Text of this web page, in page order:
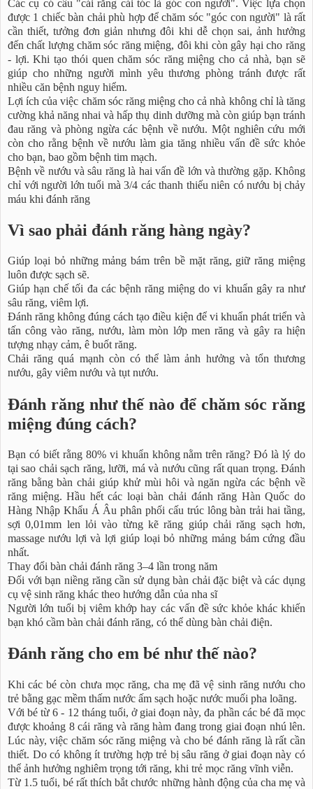
Các cụ có câu "cái răng cái tóc là góc con người". Việc lựa chọn
được 1 chiếc bàn chải phù hợp để chăm sóc "góc con người" là rất
cần thiết, tưởng đơn giản nhưng đôi khi dễ chọn sai, ảnh hưởng
đến chất lượng chăm sóc răng miệng, đôi khi còn gây hại cho răng
- lợi. Khi tạo thói quen chăm sóc răng miệng cho cả nhà, bạn sẽ
giúp cho những người mình yêu thương phòng tránh được rất
nhiều căn bệnh nguy hiểm.
Lợi ích của việc chăm sóc răng miệng cho cả nhà không chỉ là tăng
cường khả năng nhai và hấp thụ dinh dưỡng mà còn giúp bạn tránh
đau răng và phòng ngừa các bệnh về nướu. Một nghiên cứu mới
còn cho rằng bệnh về nướu làm gia tăng nhiều vấn đề sức khỏe
cho bạn, bao gồm bệnh tim mạch.
Bệnh về nướu và sâu răng là hai vấn đề lớn và thường gặp. Không
chỉ với người lớn tuổi mà 3/4 các thanh thiếu niên có nướu bị chảy
máu khi đánh răng
Vì sao phải đánh răng hàng ngày?
Giúp loại bỏ những mảng bám trên bề mặt răng, giữ răng miệng
luôn được sạch sẽ.
Giúp hạn chế tối đa các bệnh răng miệng do vi khuẩn gây ra như
sâu răng, viêm lợi.
Đánh răng không đúng cách tạo điều kiện để vi khuẩn phát triển và
tấn công vào răng, nướu, làm mòn lớp men răng và gây ra hiện
tượng nhạy cảm, ê buốt răng.
Chải răng quá mạnh còn có thể làm ảnh hưởng và tổn thương
nướu, gây viêm nướu và tụt nướu.
Đánh răng như thế nào để chăm sóc răng
miệng đúng cách?
Bạn có biết rằng 80% vi khuẩn không nằm trên răng? Đó là lý do
tại sao chải sạch răng, lưỡi, má và nướu cũng rất quan trọng. Đánh
răng bằng bàn chải giúp khử mùi hôi và ngăn ngừa các bệnh về
răng miệng. Hầu hết các loại bàn chải đánh răng Hàn Quốc do
Hàng Nhập Khẩu Á Âu phân phối cấu trúc lông bàn trải hai tầng,
sợi 0,01mm len lỏi vào từng kẽ răng giúp chải răng sạch hơn,
massage nướu lợi và lợi giúp loại bỏ những mảng bám cứng đầu
nhất.
Thay đổi bàn chải đánh răng 3–4 lần trong năm
Đối với bạn niềng răng cần sử dụng bàn chải đặc biệt và các dụng
cụ vệ sinh răng khác theo hướng dẫn của nha sĩ
Người lớn tuổi bị viêm khớp hay các vấn đề sức khỏe khác khiến
bạn khó cầm bàn chải đánh răng, có thể dùng bàn chải điện.
Đánh răng cho em bé như thế nào?
Khi các bé còn chưa mọc răng, cha mẹ đã vệ sinh răng nướu cho
trẻ bằng gạc mềm thấm nước ấm sạch hoặc nước muối pha loãng.
Với bé từ 6 - 12 tháng tuổi, ở giai đoạn này, đa phần các bé đã mọc
được khoảng 8 cái răng và răng hàm đang trong giai đoạn nhú lên.
Lúc này, việc chăm sóc răng miệng và cho bé đánh răng là rất cần
thiết. Do có không ít trường hợp trẻ bị sâu răng ở giai đoạn này có
thể ảnh hưởng nghiêm trọng tới răng, khi trẻ mọc răng vĩnh viễn.
Từ 1.5 tuổi, bé rất thích bắt chước những hành động của cha mẹ và